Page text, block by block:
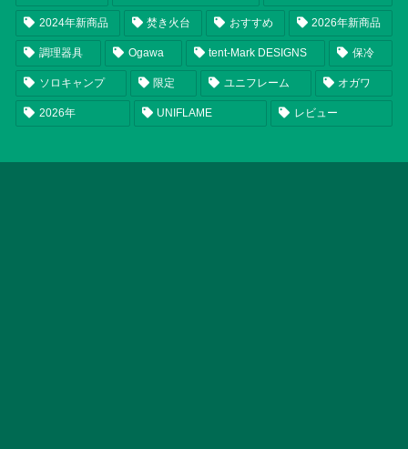
2024年新商品 焚き火台 おすすめ 2026年新商品
調理器具 Ogawa tent-Mark DESIGNS 保冷
ソロキャンプ 限定 ユニフレーム オガワ
2026年 UNIFLAME レビュー